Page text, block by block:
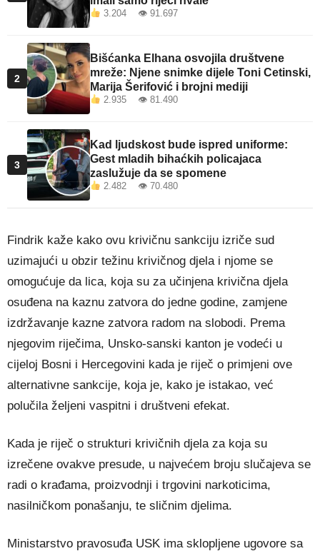
3.204 👁 91.697
2
Bišćanka Elhana osvojila društvene
mreže: Njene snimke dijele Toni Cetinski,
Marija Šerifović i brojni mediji
2.935 👁 81.490
3
Kad ljudskost bude ispred uniforme:
Gest mladih bihaćkih policajaca
zaslužuje da se spomene
2.482 👁 70.480
Findrik kaže kako ovu krivičnu sankciju izriče sud
uzimajući u obzir težinu krivičnog djela i njome se
omogućuje da lica, koja su za učinjena krivična djela
osuđena na kaznu zatvora do jedne godine, zamjene
izdržavanje kazne zatvora radom na slobodi. Prema
njegovim riječima, Unsko-sanski kanton je vodeći u
cijeloj Bosni i Hercegovini kada je riječ o primjeni ove
alternativne sankcije, koja je, kako je istakao, već
polučila željeni vaspitni i društveni efekat.
Kada je riječ o strukturi krivičnih djela za koja su
izrečene ovakve presude, u najvećem broju slučajeva se
radi o krađama, proizvodnji i trgovini narkoticima,
nasilničkom ponašanju, te sličnim djelima.
Ministarstvo pravosuđa USK ima sklopljene ugovore sa